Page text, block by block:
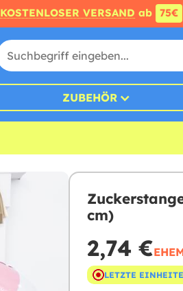
KOSTENLOSER VERSAND ab 75€
ZUBEHÖR
cm)
2,74 €
LETZTE